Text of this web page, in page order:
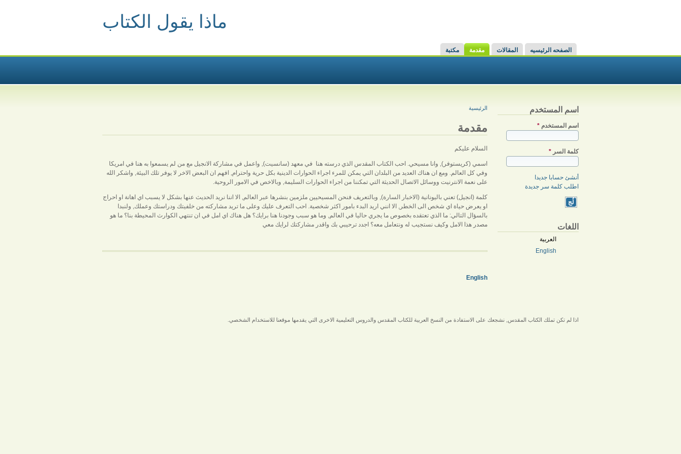
ماذا يقول الكتاب
القائمة الرئيسية
الصفحه الرئيسيه المقالات مقدمة مكتبة
اسم المستخدم
‏اسم المستخدم ‏ *
‏كلمة السر ‏ *
أنشئ حسابا جديدا
اطلب كلمة سر جديدة
اللغات
العربية
English
أنت هنا
الرئيسية
مقدمة
السلام عليكم
اسمي (كريستوفر), وانا مسيحي. احب الكتاب المقدس الذي درسته هنا في معهد (سانسيت), واعمل في مشاركة الانجيل مع من لم يسمعوا به هنا في امريكا
وفي كل العالم. ومع ان هناك العديد من البلدان التي يمكن للمرء اجراء الحوارات الدينية بكل حرية واحترام, افهم ان البعض الاخر لا يوفر تلك البيئة, واشكر الله
على نعمة الانترنيت ووسائل الاتصال الحديثة التي تمكننا من اجراء الحوارات السليمة, وبالاخص في الامور الروحية.
كلمة (انجيل) تعني باليونانية (الاخبار السارة), وبالتعريف فنحن المسيحيين ملزمين بنشرها عبر العالم, الا اننا نريد الحديث عنها بشكل لا يسبب اي اهانة او احراج
او يعرض حياة اي شخص الى الخطر, الا انني اريد البدء بامور اكثر شخصية. احب التعرف عليك وعلى ما تريد مشاركته من خلفيتك ودراستك وعملك, ولنبدا
بالسؤال التالي: ما الذي تعتقده بخصوص ما يجري حاليا في العالم, وما هو سبب وجودنا هنا برايك؟ هل هناك اي امل في ان تنتهي الكوارث المحيطة بنا؟ ما هو
مصدر هذا الامل وكيف نستجيب له ونتعامل معه؟ اجدد ترحيبي بك واقدر مشاركتك لرايك معي
English
اذا لم تكن تملك الكتاب المقدس, نشجعك على الاستفادة من النسخ العربية للكتاب المقدس والدروس التعليمية الاخرى التي يقدمها موقعنا للاستخدام الشخصي.